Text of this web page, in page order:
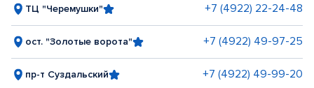
ТЦ "Черемушки" +7 (4922) 22-24-48
ост. "Золотые ворота" +7 (4922) 49-97-25
пр-т Суздальский +7 (4922) 49-99-20